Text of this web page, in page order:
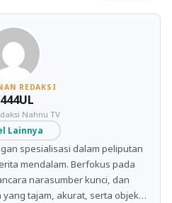
REDAKSI
Nahnu TV
Lainnya
spesialisasi dalam peliputan
mendalam. Berfokus pada
narasumber kunci, dan
tajam, akurat, serta objektif